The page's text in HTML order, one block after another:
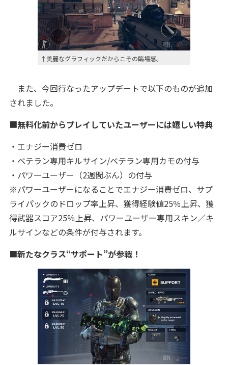
↑美麗なグラフィックだからこその臨場感。
また、今回行なったアップデートで以下のものが追加
されました。
■無料化前からプレイしていたユーザーには嬉しい特典
・エナジー消費ゼロ
・ベテラン専用キルサイン/ベテラン専用カモの付与
・パワーユーザー（2週間ぶん）の付与
※パワーユーザーになることでエナジー消費ゼロ、サプ
ライパックのドロップ率上昇、獲得経験値25％上昇、獲
得武器スコア25％上昇、パワーユーザー専用スキン／キ
ルサインなどの条件が付与されます。
■新たなクラス“サポート”が参戦！